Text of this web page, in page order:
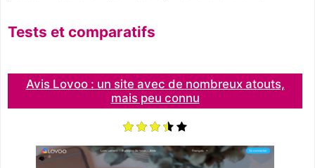
Tests et comparatifs
Avis Lovoo : un site avec de nombreux atouts,
mais peu connu